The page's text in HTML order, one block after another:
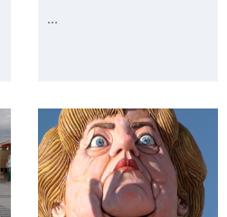
...